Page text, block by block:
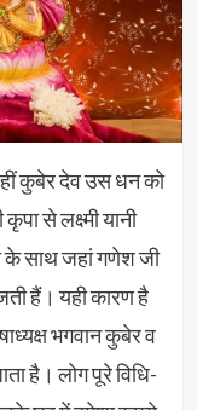
कुबेर देव उस धन को
से लक्ष्मी यानी
के साथ जहां गणेश जी
हैं। यही कारण है
भगवान कुबेर व
है। लोग पूरे विधि-